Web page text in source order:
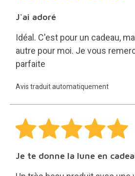
J'ai adoré
Idéal. C'est pour un cadeau,
autre pour moi. Je vous
parfaite
Avis traduit automatiquement
Je te donne la lune en